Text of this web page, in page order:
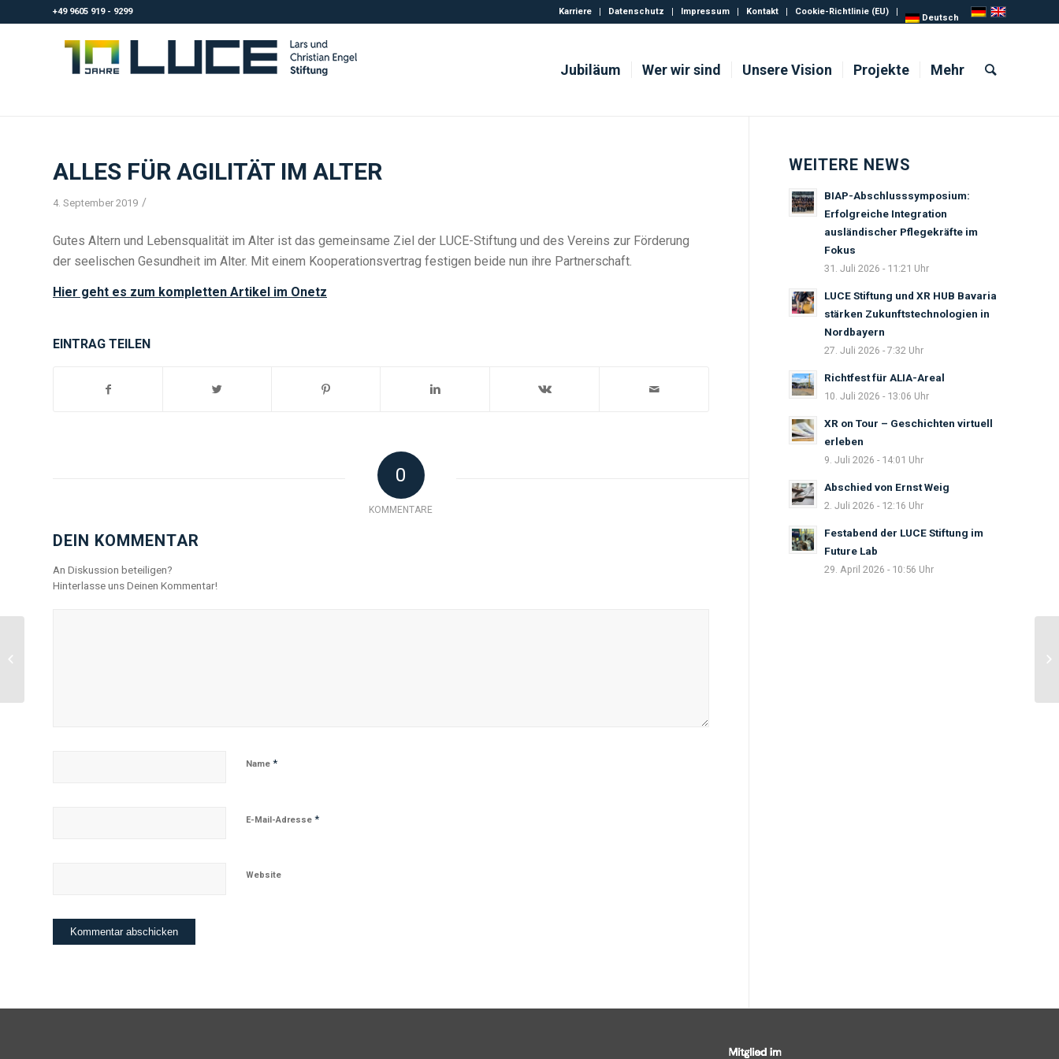
Karriere Datenschutz Impressum Kontakt Cookie-Richtlinie (EU)
Deutsch
+49 9605 919 - 9299
Jubiläum Wer wir sind Unsere Vision Projekte Mehr
ALLES FÜR AGILITÄT IM ALTER
4. September 2019 /
Gutes Altern und Lebensqualität im Alter ist das gemeinsame Ziel der LUCE-Stiftung und des Vereins zur Förderung
der seelischen Gesundheit im Alter. Mit einem Kooperationsvertrag festigen beide nun ihre Partnerschaft.
Hier geht es zum kompletten Artikel im Onetz
EINTRAG TEILEN
0
KOMMENTARE
DEIN KOMMENTAR
An Diskussion beteiligen?
Hinterlasse uns Deinen Kommentar!
Name *
E-Mail-Adresse *
Website
WEITERE NEWS
BIAP-Abschlusssymposium:
Erfolgreiche Integration
ausländischer Pflegekräfte im
Fokus
31. Juli 2026 - 11:21 Uhr
LUCE Stiftung und XR HUB Bavaria
stärken Zukunftstechnologien in
Nordbayern
27. Juli 2026 - 7:32 Uhr
Richtfest für ALIA-Areal
10. Juli 2026 - 13:06 Uhr
XR on Tour – Geschichten virtuell
erleben
9. Juli 2026 - 14:01 Uhr
Abschied von Ernst Weig
2. Juli 2026 - 12:16 Uhr
Festabend der LUCE Stiftung im
Future Lab
29. April 2026 - 10:56 Uhr